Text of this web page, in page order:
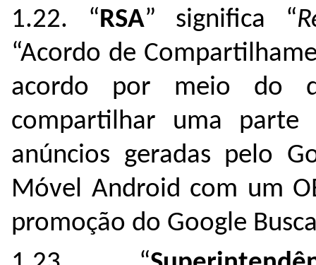
1.22. “RSA” significa “
“Acordo de
acordo por meio do
compartilhar uma parte
anúncios geradas pelo
Móvel Android com um
promoção do Google